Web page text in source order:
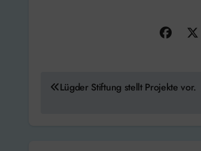
Beitragsnavigation
Lügder Stiftung stellt Projekte vor.